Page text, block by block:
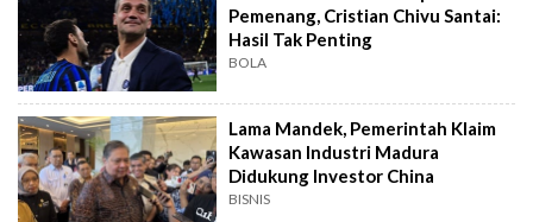
Pemenang, Cristian Chivu Santai:
Hasil Tak Penting
BOLA
Lama Mandek, Pemerintah Klaim
Kawasan Industri Madura
Didukung Investor China
BISNIS